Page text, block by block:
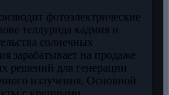
фотоэлектрические
теллурида кадмия и
солнечных
зарабатывает на продаже
решений для генерации
излучения. Основной